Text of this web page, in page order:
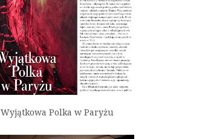
Wyjątkowa Polka w Paryżu